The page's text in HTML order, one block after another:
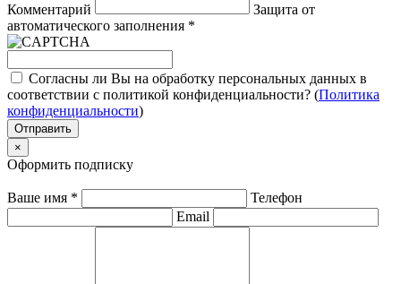
Комментарий
Защита от
автоматического заполнения *
Согласны ли Вы на обработку персональных данных в
соответствии с политикой конфиденциальности? (Политика
конфиденциальности)
Отправить
×
Оформить подписку
Ваше имя *
Телефон
Email